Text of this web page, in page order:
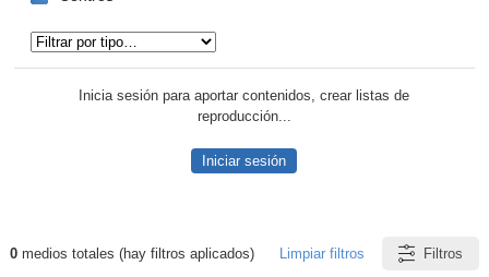
Inicia sesión para aportar contenidos, crear listas de
reproducción...
Iniciar sesión
Resultados de: Asturias
0medios totales (hay filtros aplicados) Limpiar filtros Filtros